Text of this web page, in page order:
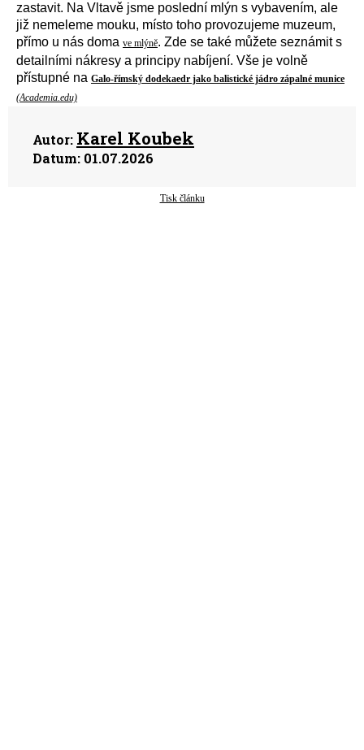
zastavit. Na Vltavě jsme poslední mlýn s vybavením, ale
již nemeleme mouku, místo toho provozujeme muzeum,
přímo u nás doma ve mlýně. Zde se také můžete seznámit s
detailními nákresy a principy nabíjení. Vše je volně
přístupné na Galo-římský dodekaedr jako balistické jádro zápalné munice
(Academia.edu)
Autor: Karel Koubek
Datum: 01.07.2026
Tisk článku